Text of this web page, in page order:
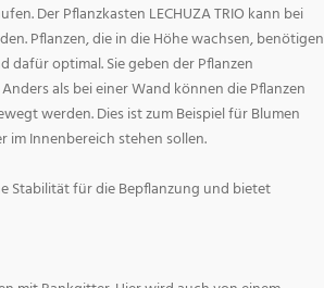
Der Pflanzkasten LECHUZA TRIO kann bei
Pflanzen, die in die Höhe wachsen, benötigen
dafür optimal. Sie geben der Pflanzen
als bei einer Wand können die Pflanzen
werden. Dies ist zum Beispiel für Blumen
Innenbereich stehen sollen.
Stabilität für die Bepflanzung und bietet